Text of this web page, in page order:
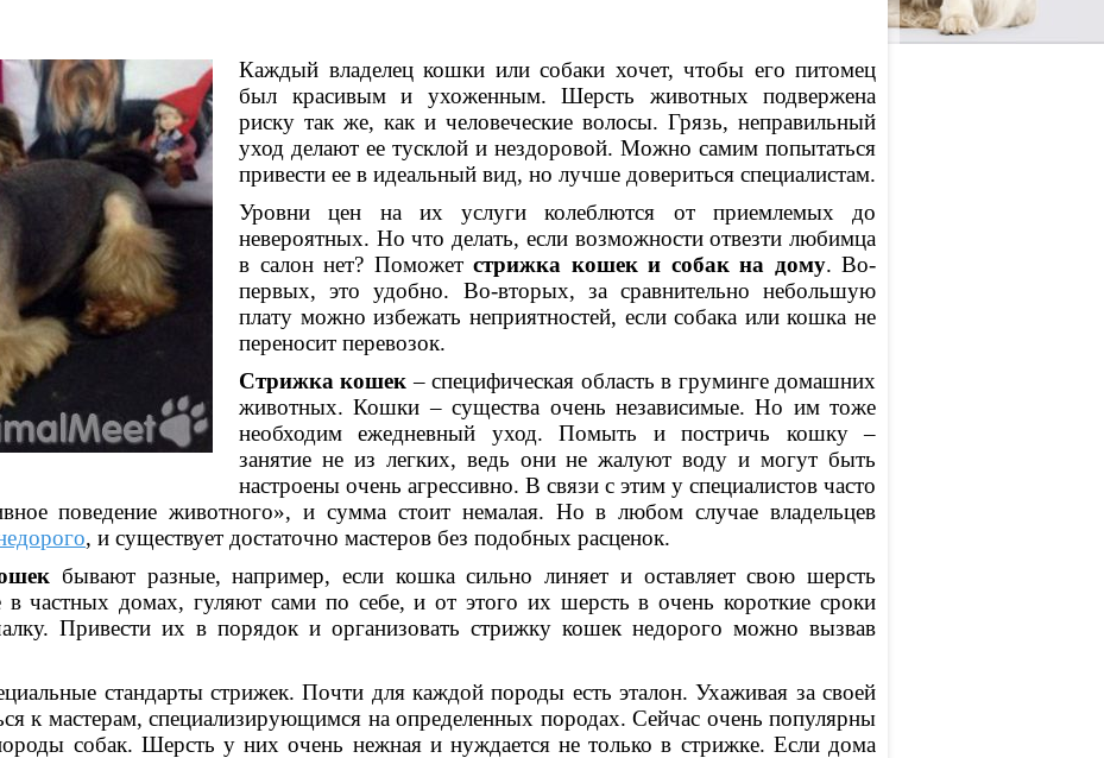
Каждый владелец кошки или собаки хочет, чтобы его питомец
был красивым и ухоженным. Шерсть животных подвержена
риску так же, как и человеческие волосы. Грязь, неправильный
уход делают ее тусклой и нездоровой. Можно самим попытаться
привести ее в идеальный вид, но лучше довериться специалистам.
Уровни цен на их услуги колеблются от приемлемых до
невероятных. Но что делать, если возможности отвезти любимца
в салон нет? Поможет стрижка кошек и собак на дому. Во-
первых, это удобно. Во-вторых, за сравнительно небольшую
плату можно избежать неприятностей, если собака или кошка не
переносит перевозок.
Стрижка кошек – специфическая область в груминге домашних
животных. Кошки – существа очень независимые. Но им тоже
необходим ежедневный уход. Помыть и постричь кошку –
занятие не из легких, ведь они не жалуют воду и могут быть
настроены очень агрессивно. В связи с этим у специалистов часто
поведение животного», и сумма стоит немалая. Но в любом случае владельцев
, и существует достаточно мастеров без подобных расценок.
бывают разные, например, если кошка сильно линяет и оставляет свою шерсть
частных домах, гуляют сами по себе, и от этого их шерсть в очень короткие сроки
Привести их в порядок и организовать стрижку кошек недорого можно вызвав
стандарты стрижек. Почти для каждой породы есть эталон. Ухаживая за своей
к мастерам, специализирующимся на определенных породах. Сейчас очень популярны
собак. Шерсть у них очень нежная и нуждается не только в стрижке. Если дома